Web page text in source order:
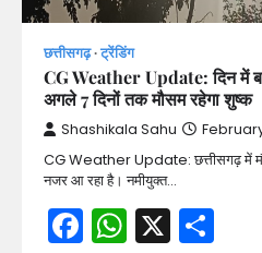
छत्तीसगढ़ ट्रेंडिंग
CG Weather Update: दिन में
अगले 7 दिनों तक मौसम रहेगा शुष्क
Shashikala Sahu
CG Weather Update: छत्तीसगढ़ में
नजर आ रहा है। नमीयुक्त…
Facebook
X